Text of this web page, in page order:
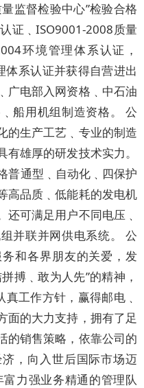
监督检验中心”检验合格
证﹑ISO9001-2008质量
环境管理体系认证，
体系认证并获得自营进出
广电部入网资格﹑中石油
船用机组制造资格。 公
的生产工艺﹑专业的制造
雄厚的研发技术实力。
通型﹑自动化﹑四保护
高品质﹑低能耗的发电机
可满足用户不同电压﹑
并联并网供电系统。 公
和各界朋友的关爱，发
搏﹑敢为人先”的精神，
工作方针，赢得邮电﹑
面的大力支持，拥有了足
的销售策略，依靠公司的
，向入世后国际市场迈
力强业务精通的管理队